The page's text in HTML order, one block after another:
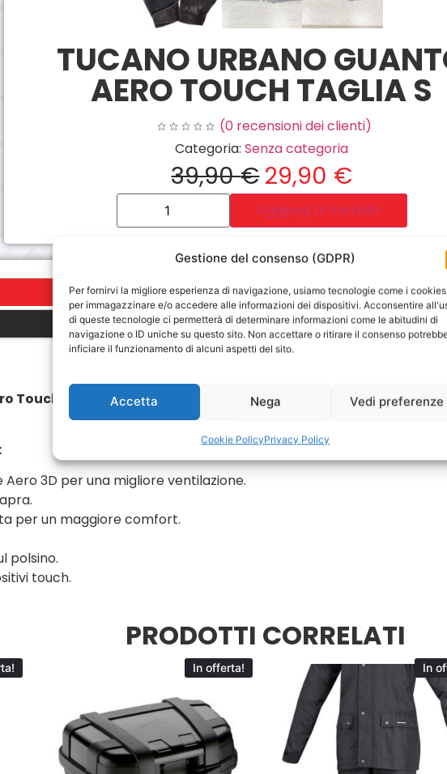
Gestione del consenso (GDPR)
Per fornirvi la migliore esperienza di navigazione, usiamo tecnologie come i cookies
per immagazzinare e/o accedere alle informazioni dei dispositivi. Acconsentire
di queste tecnologie ci permetterà di determinare informazioni come le abitudini di
navigazione o ID uniche su questo sito. Non accettare o ritirare il consenso
inficiare il funzionamento di alcuni aspetti del sito.
Accetta Nega Vedi preferenze
Cookie PolicyPrivacy Policy
TUCANO URBANO
AERO TOUCH TAGLIA S
(0recensioni dei clienti)
Categoria:Senza categoria
39,90€29,90 €
Aggiungi al carrello
Touch Neri.
Comodo guanto estivo con rete Aero 3D sul dorso,
3D per una migliore ventilazione.
per un maggiore comfort.
polsino.
touch.
PRODOTTI CORRELATI
In offerta! In